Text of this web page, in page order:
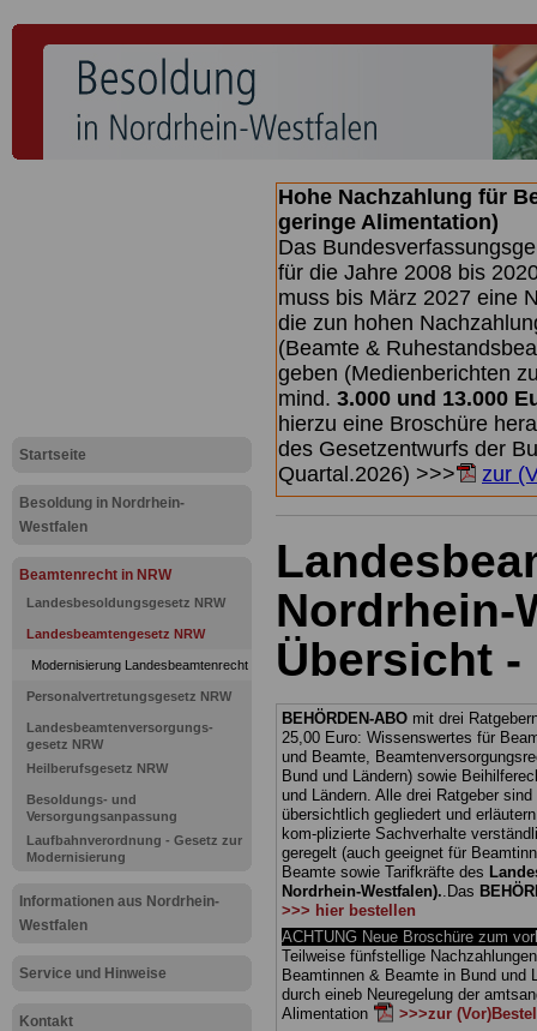
Startseite
Besoldung in Nordrhein-
Westfalen
Beamtenrecht in NRW
Landesbesoldungsgesetz NRW
Landesbeamtengesetz NRW
Modernisierung Landesbeamtenrecht
Personalvertretungsgesetz NRW
Landesbeamtenversorgungs-
gesetz NRW
Heilberufsgesetz NRW
Besoldungs- und
Versorgungsanpassung
Laufbahnverordnung - Gesetz zur
Modernisierung
Informationen aus Nordrhein-
Westfalen
Service und Hinweise
Kontakt
Hohe Nachzahlung für
geringe Alimentation)
Das
für die Jahre 2008 bis
muss bis März 2027 eine
die zun hohen
(Beamte &
geben (Medienberichten
mind. 3.000 und 13.000
hierzu eine Broschüre
des Gesetzentwurfs der
Quartal.2026) >>>
zur
Nordrhein-
Übersicht -
BEHÖRDEN-ABO mit drei
25,00 Euro: Wissenswertes für
und Beamte,
Bund und Ländern) sowie
und Ländern. Alle drei Ratgeber sind
übersichtlich gegliedert und
kom-plizierte Sachverhalte
geregelt (auch geeignet für
Beamte sowie Tarifkräfte des
Nordrhein-Westfalen).. Das
>>> hier bestellen
ACHTUNG Neue Broschüre zum
Teilweise fünfstellige
Beamtinnen & Beamte in Bund und
durch eineb Neuregelung der
Alimentation
>>>zur